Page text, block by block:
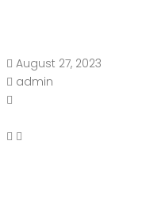
August 27, 2023
admin